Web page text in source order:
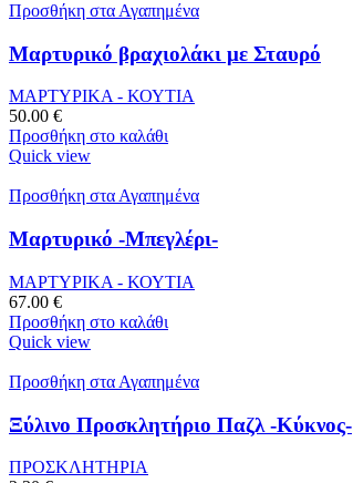
Προσθήκη στα Αγαπημένα
Μαρτυρικό βραχιολάκι με Σταυρό
ΜΑΡΤΥΡΙΚΑ - ΚΟΥΤΙΑ
50.00 €
Προσθήκη στο καλάθι
Quick view
Προσθήκη στα Αγαπημένα
Μαρτυρικό -Μπεγλέρι-
ΜΑΡΤΥΡΙΚΑ - ΚΟΥΤΙΑ
67.00 €
Προσθήκη στο καλάθι
Quick view
Προσθήκη στα Αγαπημένα
Ξύλινο Προσκλητήριο Παζλ -Κύκνος-
ΠΡΟΣΚΛΗΤΗΡΙΑ